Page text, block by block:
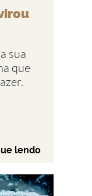
sua
que
lendo